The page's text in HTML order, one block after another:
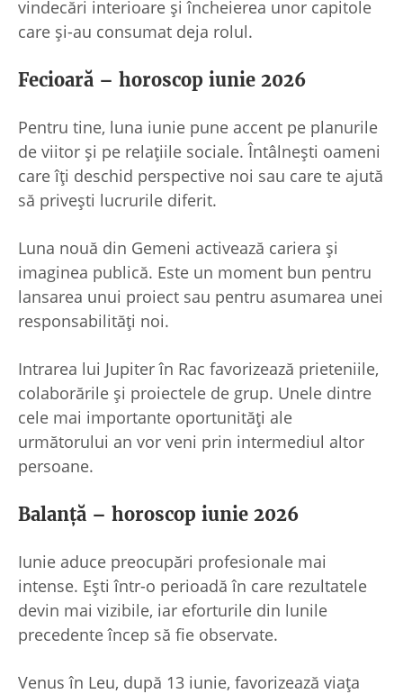
vindecări interioare și încheierea unor capitole
care și-au consumat deja rolul.
Fecioară – horoscop iunie 2026
Pentru tine, luna iunie pune accent pe planurile
de viitor și pe relațiile sociale. Întâlnești oameni
care îți deschid perspective noi sau care te ajută
să privești lucrurile diferit.
Luna nouă din Gemeni activează cariera și
imaginea publică. Este un moment bun pentru
lansarea unui proiect sau pentru asumarea unei
responsabilități noi.
Intrarea lui Jupiter în Rac favorizează prieteniile,
colaborările și proiectele de grup. Unele dintre
cele mai importante oportunități ale
următorului an vor veni prin intermediul altor
persoane.
Balanță – horoscop iunie 2026
Iunie aduce preocupări profesionale mai
intense. Ești într-o perioadă în care rezultatele
devin mai vizibile, iar eforturile din lunile
precedente încep să fie observate.
Venus în Leu, după 13 iunie, favorizează viața